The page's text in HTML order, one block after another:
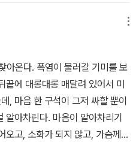
걸맞게 더없이 진지하고 성실한
과 우연히 맞닥뜨린다. 진지한
진지해) 살고 있는 이 집에서 오
는 유령은 집주인이 자고 있는
기가 너무 굳어 버리지 않도록
꾸만 뒤틀리고 비꼬여, 결국에
' 버리지 않게 하기 위해서다. 유
진지한 태도로 일관하기 때문
Graveyard Book -
Men - Patrick Ness [2011]
[2012]
은 내용을 담고 있는데, 그중 인
요. 다른 이야기도 무척 궁금하
, 마침 도서관에 이 책이 있
밀로의 작품이었네요. 아직 그
데, 결국 이 책부터 읽으면서 집에
었답니다. 극적인 이야기는 없지
였습니다. (with 오디오북) 1,2
커｀가 책을 읽어준답니다. 그런
더 재미있게 읽어주셔서, 저자
아온다. 폭염이 물러갈 기미를 보
에 대롱대롱 매달려 있어서 미
, 마음 한 구석이 그저 싸할 뿐이
아차린다. 마음이 알아차리기
오고, 소화가 되지 않고, 가슴께